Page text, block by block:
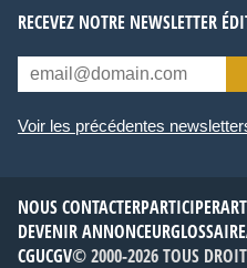
RECEVEZ NOTRE NEWSLETTER
Voir les précédentes
NOUS CONTACTERPARTICIPER
DEVENIR ANNONCEURGLOSSAIRE
CGUCGV© 2000-2026 TOUS